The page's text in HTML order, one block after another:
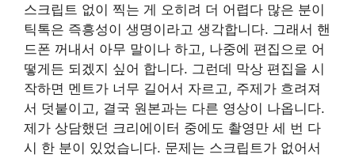
스크립트 없이 찍는 게 오히려 더 어렵다 많은 분이
틱톡은 즉흥성이 생명이라고 생각합니다. 그래서 핸
드폰 꺼내서 아무 말이나 하고, 나중에 편집으로 어
떻게든 되겠지 싶어 합니다. 그런데 막상 편집을 시
작하면 멘트가 너무 길어서 자르고, 주제가 흐려져
서 덧붙이고, 결국 원본과는 다른 영상이 나옵니다.
제가 상담했던 크리에이터 중에도 촬영만 세 번 다
시 한 분이 있었습니다. 문제는 스크립트가 없어서